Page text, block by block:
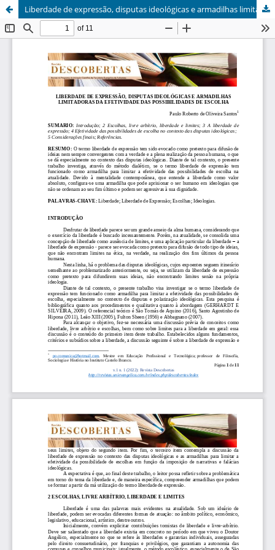
Liberdade de expressão, disputas ideológicas e armadilhas limitadoras da efetividade das possibilidades de escolha